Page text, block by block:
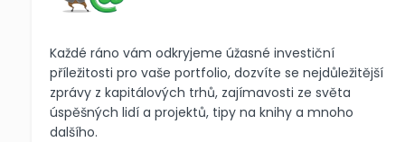
Každé ráno vám odkryjeme úžasné investiční
příležitosti pro vaše portfolio, dozvíte se nejdůležitější
zprávy z kapitálových trhů, zajímavosti ze světa
úspěšných lidí a projektů, tipy na knihy a mnoho
dalšího.